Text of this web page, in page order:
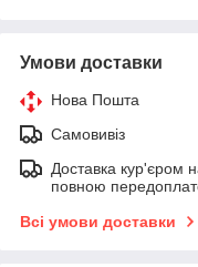
Умови доставки
Нова Пошта
Самовивіз
Доставка кур'єром
повною
Всі умови доставки